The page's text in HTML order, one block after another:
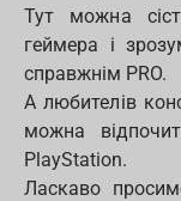
Тут можна
геймера і
справжнім PRO.
А любителів
можна
PlayStation.
Ласкаво